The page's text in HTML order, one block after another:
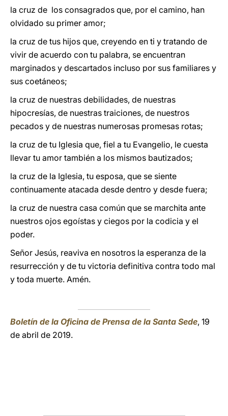
la cruz de los consagrados que, por el camino, han
olvidado su primer amor;
la cruz de tus hijos que, creyendo en ti y tratando de
vivir de acuerdo con tu palabra, se encuentran
marginados y descartados incluso por sus familiares y
sus coetáneos;
la cruz de nuestras debilidades, de nuestras
hipocresías, de nuestras traiciones, de nuestros
pecados y de nuestras numerosas promesas rotas;
la cruz de tu Iglesia que, fiel a tu Evangelio, le cuesta
llevar tu amor también a los mismos bautizados;
la cruz de la Iglesia, tu esposa, que se siente
continuamente atacada desde dentro y desde fuera;
la cruz de nuestra casa común que se marchita ante
nuestros ojos egoístas y ciegos por la codicia y el
poder.
Señor Jesús, reaviva en nosotros la esperanza de la
resurrección y de tu victoria definitiva contra todo mal
y toda muerte. Amén.
Boletín de la Oficina de Prensa de la Santa Sede, 19
de abril de 2019.